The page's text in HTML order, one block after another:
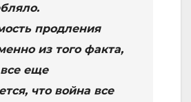
продления
из того факта,
еще
что война все